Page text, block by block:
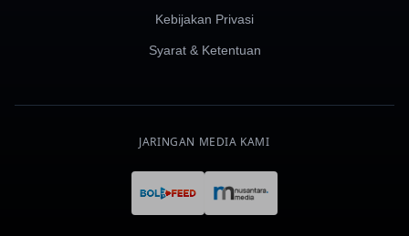
Kebijakan Privasi
Syarat & Ketentuan
JARINGAN MEDIA KAMI